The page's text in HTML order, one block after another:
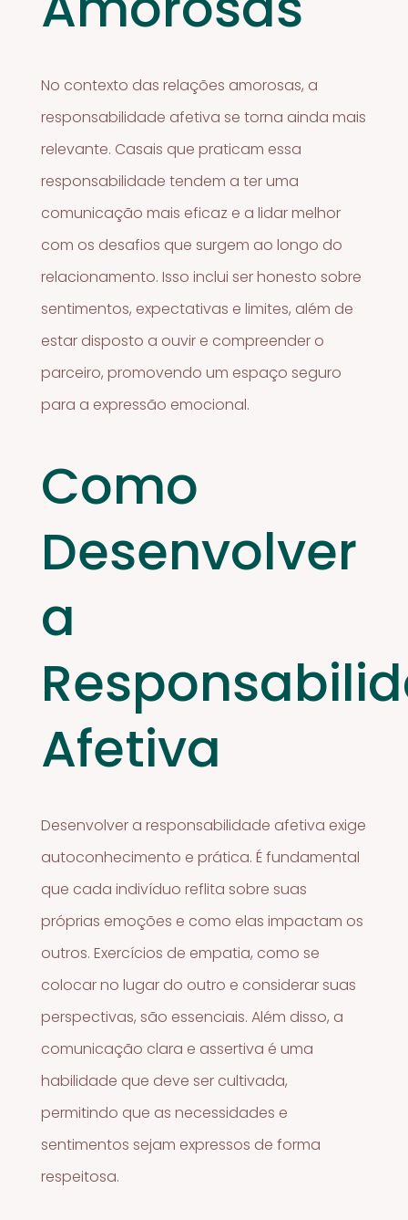
No contexto das relações amorosas, a
responsabilidade afetiva se torna ainda mais
relevante. Casais que praticam essa
responsabilidade tendem a ter uma
comunicação mais eficaz e a lidar melhor
com os desafios que surgem ao longo do
relacionamento. Isso inclui ser honesto sobre
sentimentos, expectativas e limites, além de
estar disposto a ouvir e compreender o
parceiro, promovendo um espaço seguro
para a expressão emocional.
Como
Desenvolver
a
Afetiva
Desenvolver a responsabilidade afetiva exige
autoconhecimento e prática. É fundamental
que cada indivíduo reflita sobre suas
próprias emoções e como elas impactam os
outros. Exercícios de empatia, como se
colocar no lugar do outro e considerar suas
perspectivas, são essenciais. Além disso, a
comunicação clara e assertiva é uma
habilidade que deve ser cultivada,
permitindo que as necessidades e
sentimentos sejam expressos de forma
respeitosa.